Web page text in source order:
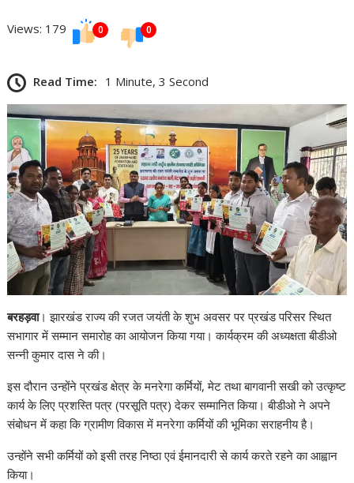
Views: 179 0 0
Read Time: 1 Minute, 3 Second
बरहड़वा। झारखंड राज्य की रजत जयंती के शुभ अवसर पर प्रखंड परिसर स्थित
सभागार में सम्मान समारोह का आयोजन किया गया। कार्यक्रम की अध्यक्षता बीडीओ
सन्नी कुमार दास ने की।
इस दौरान उन्होंने प्रखंड क्षेत्र के मनरेगा कर्मियों, मेट तथा बागवानी सखी को उत्कृष्ट
कार्य के लिए प्रशस्ति पत्र (परसूति पत्र) देकर सम्मानित किया। बीडीओ ने अपने
संबोधन में कहा कि ग्रामीण विकास में मनरेगा कर्मियों की भूमिका सराहनीय है।
उन्होंने सभी कर्मियों को इसी तरह निष्ठा एवं ईमानदारी से कार्य करते रहने का आह्वान
किया।